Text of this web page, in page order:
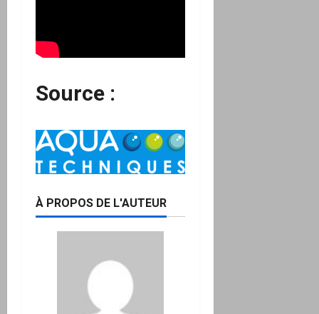
Source :
À PROPOS DE L'AUTEUR